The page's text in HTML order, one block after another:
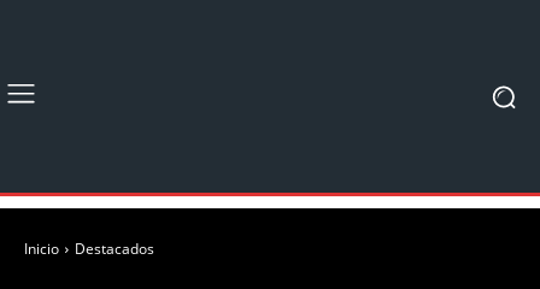
Inicio Destacados